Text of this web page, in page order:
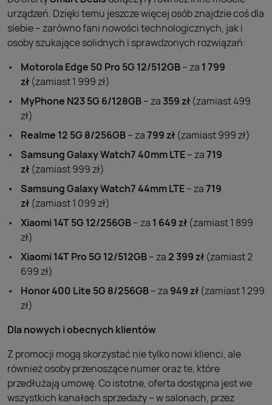
urządzeń. Dzięki temu jeszcze więcej osób znajdzie coś dla
siebie – zarówno fani nowości technologicznych, jak i
osoby szukające solidnych i sprawdzonych rozwiązań:
Motorola Edge 50 Pro 5G 12/512GB– za 1 799
zł (zamiast 1 999 zł)
MyPhone N23 5G 6/128GB– za 359 zł (zamiast 499
zł)
Realme 12 5G 8/256GB– za799 zł (zamiast 999 zł)
Samsung Galaxy Watch7 40mm LTE– za719
zł (zamiast 999 zł)
Samsung Galaxy Watch7 44mm LTE– za719
zł (zamiast 1 099 zł)
Xiaomi 14T 5G 12/256GB– za 1 649 zł (zamiast 1 899
zł)
Xiaomi 14T Pro 5G 12/512GB– za 2 399 zł (zamiast 2
699 zł)
Honor 400 Lite 5G 8/256GB– za 949 zł (zamiast 1 299
zł)
Dla nowych i obecnych klientów
Z promocji mogą skorzystać nie tylko nowi klienci, ale
również osoby przenoszące numer oraz te, które
przedłużają umowę. Co istotne, oferta dostępna jest we
wszystkich kanałach sprzedaży – w salonach, przez